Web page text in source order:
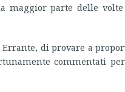
maggior parte delle
di provare a
commentati